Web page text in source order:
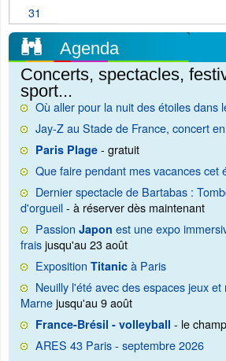
31
Agenda
Concerts, spectacles,
sport...
Où aller pour la nuit des étoiles dans
Jay-Z au Stade de France, concert
Paris Plage - gratuit
Que faire pendant mes vacances cet
Dernier spectacle de Bartabas :
d'orgueil- à réserver dès maintenant
Passion Japon est une expo
fraisjusqu'au 23 août
Exposition Titanic à Paris
Neuilly l'été avec des espaces jeux et
Marnejusqu'au 9 août
France-Brésil - volleyball - le
ARES 43 Paris - septembre 2026